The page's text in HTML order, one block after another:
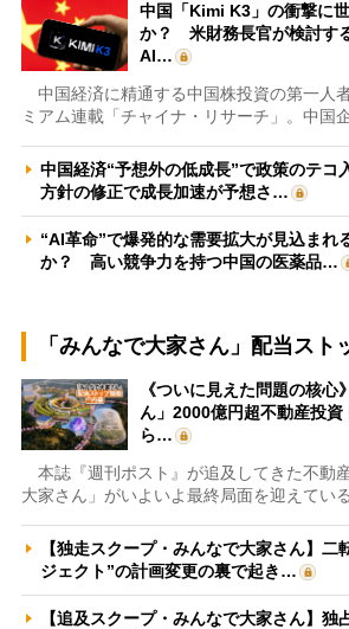
中国「Kimi K3」の衝撃に
か？ 米財務長官が検討す
AI…
中国経済に精通する中国株投資の第一人
ミアム連載「チャイナ・リサーチ」。中国
中国経済“予想外の低成長”で政策のテ
方針の修正で成長加速が予想さ…
“AI革命”で爆発的な需要拡大が見込まれ
か？ 高い競争力を持つ中国の医薬品…
「みんなで大家さん」配当スト
《ついに見えた問題の核心
ん」2000億円超不動産投資
ら…
本誌『週刊ポスト』が追及してきた不動
大家さん」がいよいよ最終局面を迎えてい
【独走スクープ・みんなで大家さん】二
ジェクト”の計画変更の裏で起き…
【追及スクープ・みんなで大家さん】独